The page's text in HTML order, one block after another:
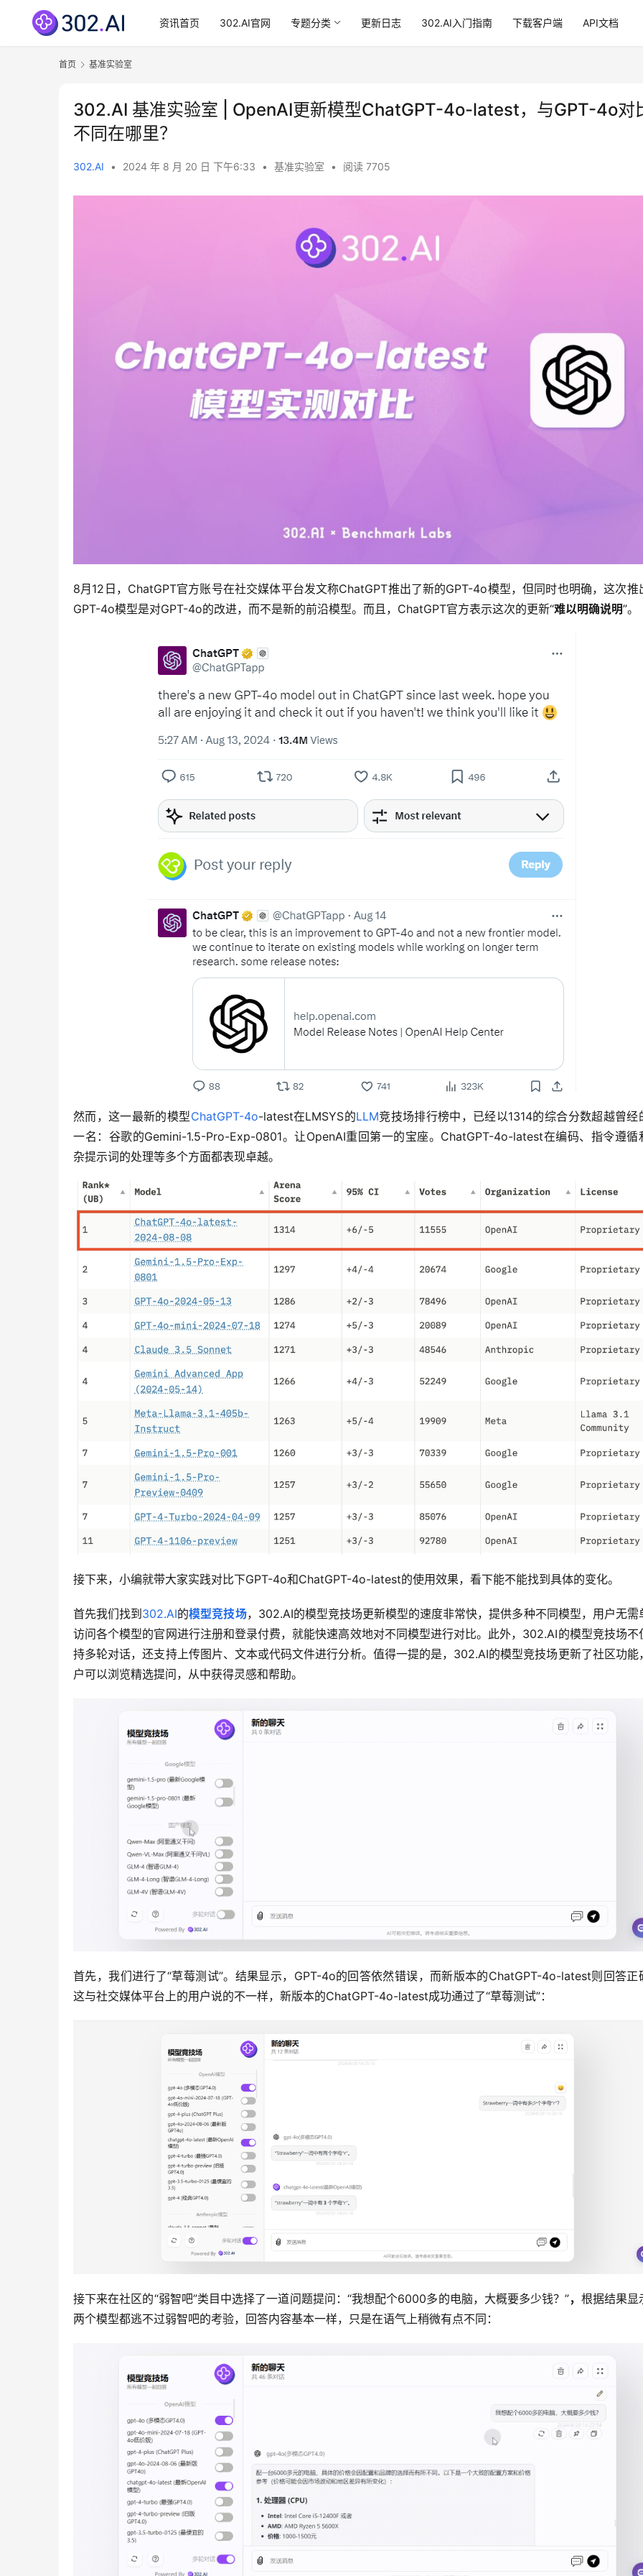
资讯首页 302.AI官网 专题分类 更新日志 302.AI入门指南 下载客户端 API文档
首页 基准实验室
302.AI 基准实验室 | OpenAI更新模型ChatGPT-4o-latest，与GPT-4o对
不同在哪里？
302.AI • 2024 年 8 月 20 日 下午6:33 • 基准实验室 • 阅读 7705
8月12日，ChatGPT官方账号在社交媒体平台发文称ChatGPT推出了新的GPT-4o模型，但同时也明确，这次推
GPT-4o模型是对GPT-4o的改进，而不是新的前沿模型。而且，ChatGPT官方表示这次的更新“难以明确说明”。
然而，这一最新的模型ChatGPT-4o-latest在LMSYS的LLM竞技场排行榜中，已经以1314的综合分数超越曾经
一名：谷歌的Gemini-1.5-Pro-Exp-0801。让OpenAI重回第一的宝座。ChatGPT-4o-latest在编码、指令遵循
杂提示词的处理等多个方面都表现卓越。
接下来，小编就带大家实践对比下GPT-4o和ChatGPT-4o-latest的使用效果，看下能不能找到具体的变化。
首先我们找到302.AI的模型竞技场，302.AI的模型竞技场更新模型的速度非常快，提供多种不同模型，用户无需
访问各个模型的官网进行注册和登录付费，就能快速高效地对不同模型进行对比。此外，302.AI的模型竞技场不
持多轮对话，还支持上传图片、文本或代码文件进行分析。值得一提的是，302.AI的模型竞技场更新了社区功能
户可以浏览精选提问，从中获得灵感和帮助。
首先，我们进行了“草莓测试”。结果显示，GPT-4o的回答依然错误，而新版本的ChatGPT-4o-latest则回答正
这与社交媒体平台上的用户说的不一样，新版本的ChatGPT-4o-latest成功通过了“草莓测试”：
接下来在社区的“弱智吧”类目中选择了一道问题提问：“我想配个6000多的电脑，大概要多少钱？”， 根据结果显
两个模型都逃不过弱智吧的考验，回答内容基本一样，只是在语气上稍微有点不同：